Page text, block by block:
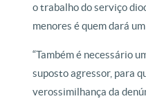
o trabalho do serviço
menores é quem dará
“Também é necessário
suposto agressor, para
verossimilhança da